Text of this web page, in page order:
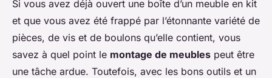
Si vous avez déjà ouvert une boîte d’un meuble en kit
et que vous avez été frappé par l’étonnante variété de
pièces, de vis et de boulons qu’elle contient, vous
savez à quel point le montage de meubles peut être
une tâche ardue. Toutefois, avec les bons outils et un